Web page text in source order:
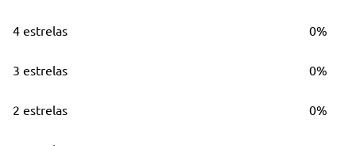
Principais Características
4 estrelas 0%
3 estrelas 0%
2 estrelas 0%